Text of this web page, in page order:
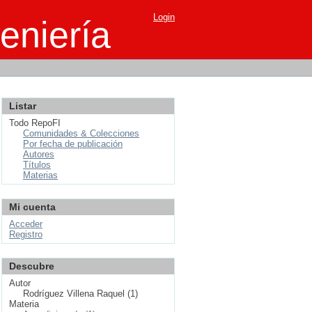
Login
Listar
Todo RepoFI
Comunidades & Colecciones
Por fecha de publicación
Autores
Títulos
Materias
Mi cuenta
Acceder
Registro
Descubre
Autor
Rodríguez Villena Raquel (1)
Materia